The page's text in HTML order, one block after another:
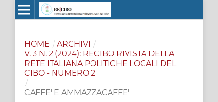
HOME / ARCHIVI /
V. 3 N. 2 (2024): RECIBO RIVISTA DELLA
RETE ITALIANA POLITICHE LOCALI DEL
CIBO - NUMERO 2
/
CAFFE' E AMMAZZACAFFE'